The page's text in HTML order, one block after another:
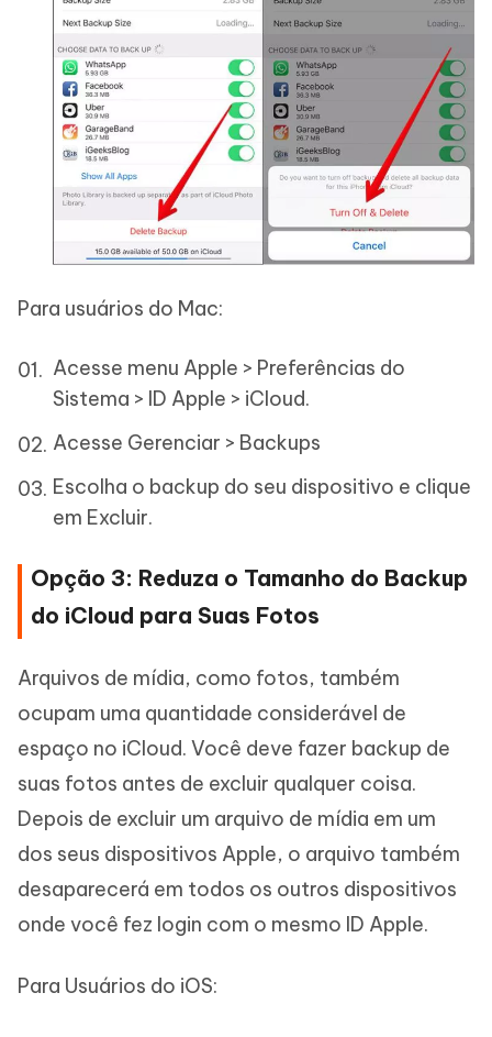
Para usuários do Mac:
Acesse menu Apple > Preferências do
Sistema > ID Apple > iCloud.
Acesse Gerenciar > Backups
Escolha o backup do seu dispositivo e clique
em Excluir.
Opção 3: Reduza o Tamanho do Backup
do iCloud para Suas Fotos
Arquivos de mídia, como fotos, também
ocupam uma quantidade considerável de
espaço no iCloud. Você deve fazer backup de
suas fotos antes de excluir qualquer coisa.
Depois de excluir um arquivo de mídia em um
dos seus dispositivos Apple, o arquivo também
desaparecerá em todos os outros dispositivos
onde você fez login com o mesmo ID Apple.
Para Usuários do iOS: